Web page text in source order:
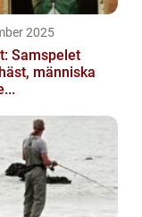
2025
Samspelet
människa